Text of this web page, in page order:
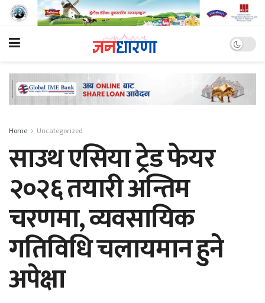
Home Uncategorized
साउथ एसिया ट्रेड फेयर
२०२६ तयारी अन्तिम
चरणमा, व्यवसायिक
गतिविधि चलायमान हुने
अपेक्षा